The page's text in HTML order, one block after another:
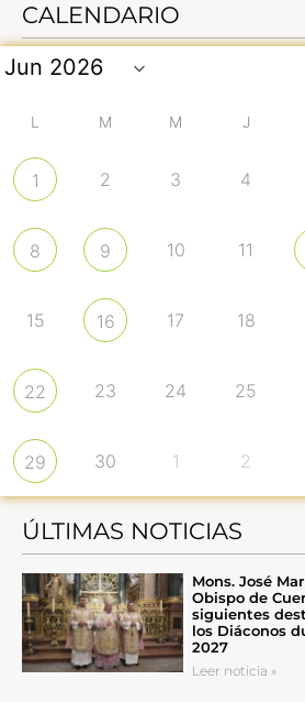
CALENDARIO
L M M J
1 2 3 4
8 9 10 11
15 16 17 18
22 23 24 25
29 30 1 2
ÚLTIMAS NOTICIAS
Mons. José
Obispo de
siguientes
los Diáconos
2027
Leer noticia »